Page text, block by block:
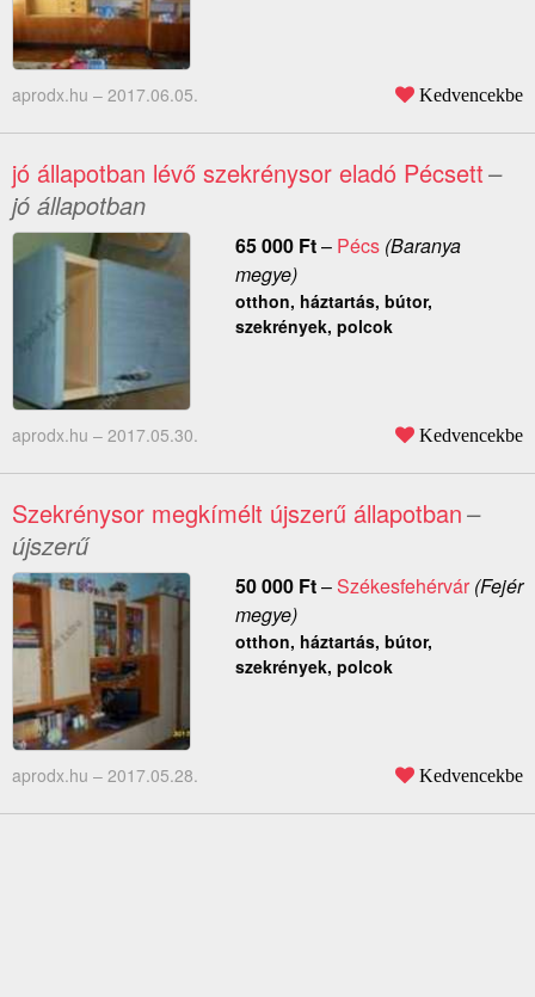
aprodx.hu – 2017.06.05. Kedvencekbe
jó állapotban lévő szekrénysor eladó Pécsett–
jó állapotban
65 000 Ft– Pécs(Baranya
megye)
otthon, háztartás, bútor,
szekrények, polcok
aprodx.hu – 2017.05.30. Kedvencekbe
Szekrénysor megkímélt újszerű állapotban–
újszerű
50 000 Ft–Székesfehérvár(Fejér
megye)
otthon, háztartás, bútor,
szekrények, polcok
aprodx.hu – 2017.05.28. Kedvencekbe